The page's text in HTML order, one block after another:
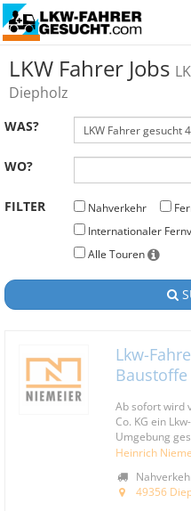
LKW Fahrer Jobs
Diepholz
WAS?
WO?
FILTER Nahverkehr
Internationaler
Alle Touren
Lkw-
Baustoffe
Ab sofort wird
Co. KG ein
Umgebung
Heinrich
49356